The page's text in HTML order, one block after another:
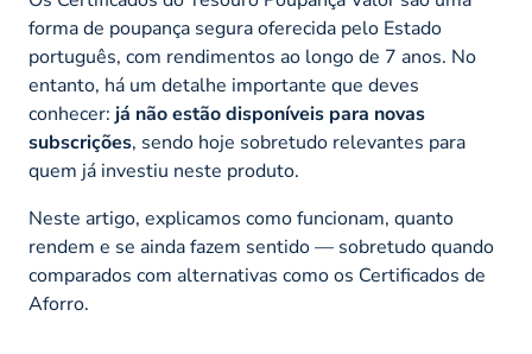
forma de poupança segura oferecida pelo Estado
português, com rendimentos ao longo de 7 anos. No
entanto, há um detalhe importante que deves
conhecer: já não estão disponíveis para novas
subscrições, sendo hoje sobretudo relevantes para
quem já investiu neste produto.
Neste artigo, explicamos como funcionam, quanto
rendem e se ainda fazem sentido — sobretudo quando
comparados com alternativas como os Certificados de
Aforro.